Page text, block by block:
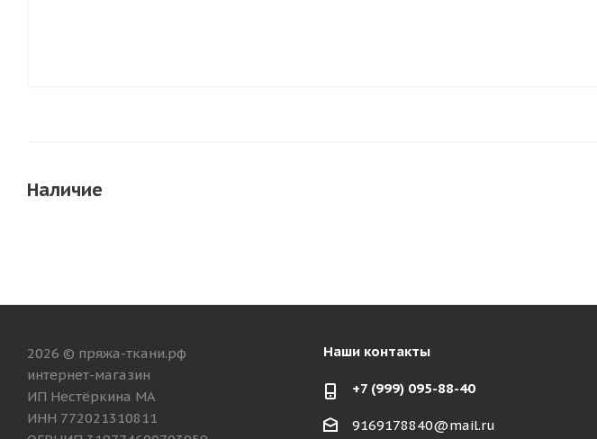
Наличие
2026 © пряжа-ткани.рф
интернет-магазин
ИП Нестёркина МА
ИНН 772021310811
Наши контакты
+7 (999) 095-88-40
9169178840@mail.ru